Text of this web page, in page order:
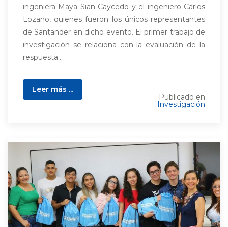
ingeniera Maya Sian Caycedo y el ingeniero Carlos
Lozano, quienes fueron los únicos representantes
de Santander en dicho evento. El primer trabajo de
investigación se relaciona con la evaluación de la
respuesta...
Leer más ...
Publicado en
Investigación